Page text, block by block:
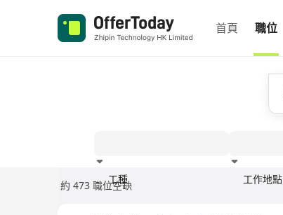
首頁 職位
工種 工作地點
約 473 職位空缺